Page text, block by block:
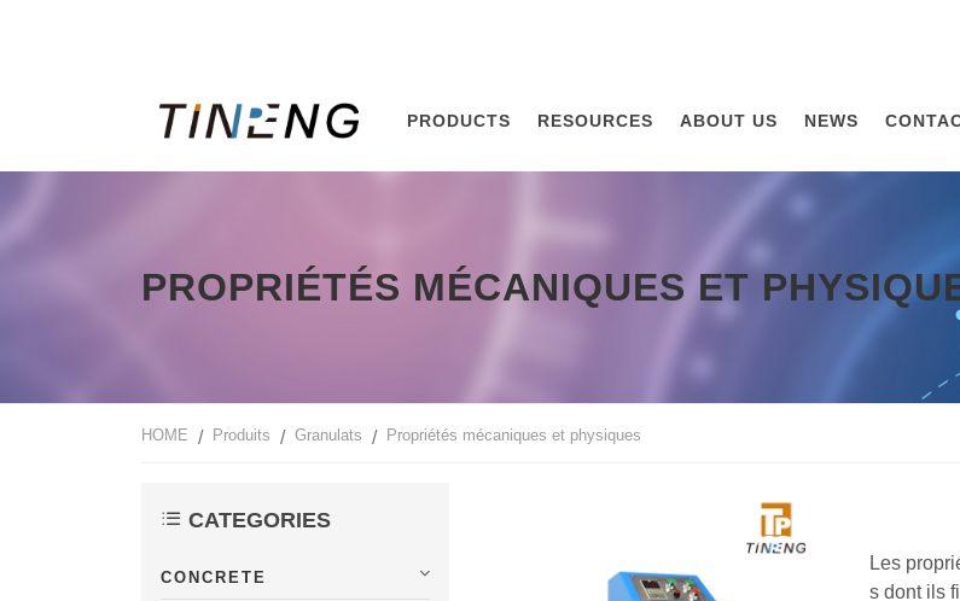
PRODUCTS RESOURCES ABOUT US NEWS
PROPRIÉTÉS MÉCANIQUES ET
HOME Produits Granulats Propriétés mécaniques et physiques
CATEGORIES
CONCRETE
Les
s dont ils